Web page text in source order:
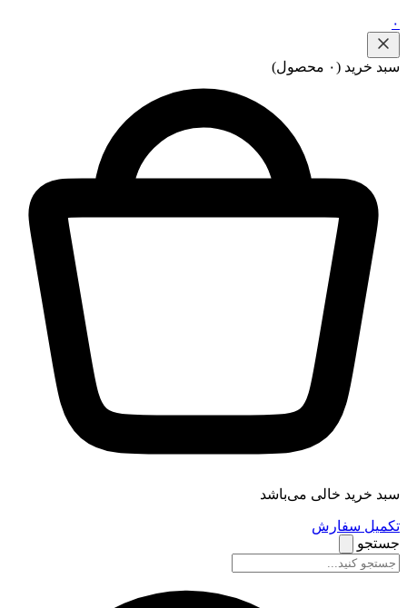
۰
سبد خرید (۰ محصول)
سبد خرید خالی می‌باشد
تکمیل سفارش
جستجو